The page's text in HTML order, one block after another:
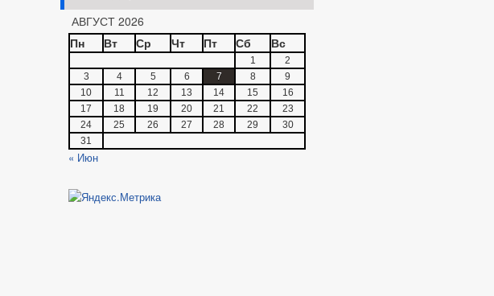
АВГУСТ 2026
Пн
Вт Ср Чт Пт Сб Вс
1
2
3
4 5 6 7 8
9
10
11 12 13 14 15
16
17
18 19 20 21 22
23
24
25 26 27 28 29
30
31
« Июн